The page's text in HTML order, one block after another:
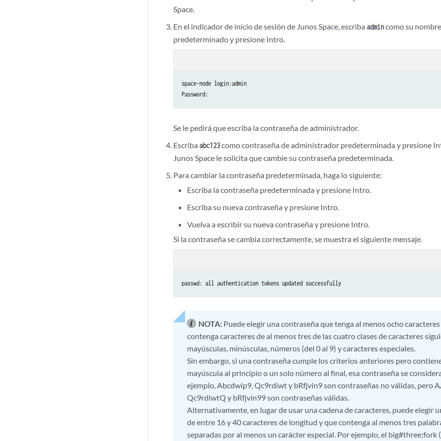
Space.
En el indicador de inicio de sesión de Junos Space, escribaadmincomo su
predeterminado y presione Intro.
space-node login:admin
Se le pedirá que escriba la contraseña de administrador.
Escribaabc123como contraseña de administrador predeterminada y presione
Junos Space le solicita que cambie su contraseña predeterminada.
Para cambiar la contraseña predeterminada, haga lo siguiente:
Escriba la contraseña predeterminada y presione Intro.
Escriba su nueva contraseña y presione Intro.
Vuelva a escribir su nueva contraseña y presione Intro.
Si la contraseña se cambia correctamente, se muestra el siguiente mensaje.
passwd: all authentication tokens updated successfully
NOTA: Puede elegir una contraseña que tenga al menos ocho
contenga caracteres de al menos tres de las cuatro clases de caracteres
mayúsculas, minúsculas, números (del 0 al 9) y caracteres especiales.
Sin embargo, si una contraseña cumple los criterios anteriores pero
mayúscula al principio o un solo número al final, esa contraseña se
ejemplo, Abcdwip9, Qc9rdiwt y bRfjvin9 son contraseñas no válidas, pero
Qc9rdiwtQ y bRfjvin99 son contraseñas válidas.
Alternativamente, en lugar de usar una cadena de caracteres, puede elegir
de entre 16 y 40 caracteres de longitud y que contenga al menos tres
separadas por al menos un carácter especial. Por ejemplo, el big#three;fork